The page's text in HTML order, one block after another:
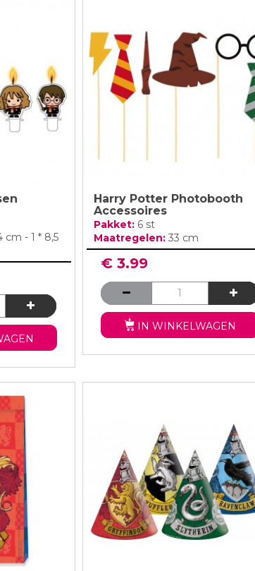
cm - 1 * 8,5
Harry Potter Photobooth
Accessoires
Pakket: 6 st
Maatregelen: 33 cm
€ 3.99
IN WINKELWAGEN